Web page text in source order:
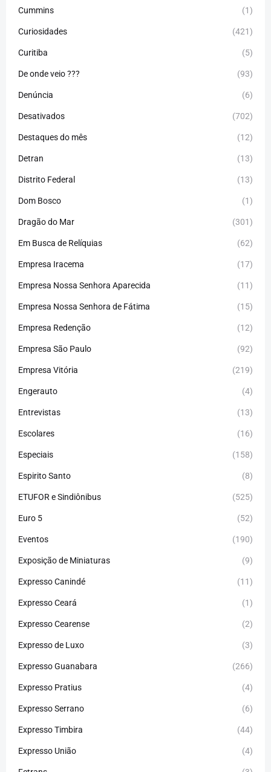
Cummins (1)
Curiosidades (421)
Curitiba (5)
De onde veio ??? (93)
Denúncia (6)
Desativados (702)
Destaques do mês (12)
Detran (13)
Distrito Federal (13)
Dom Bosco (1)
Dragão do Mar (301)
Em Busca de Relíquias (62)
Empresa Iracema (17)
Empresa Nossa Senhora Aparecida (11)
Empresa Nossa Senhora de Fátima (15)
Empresa Redenção (12)
Empresa São Paulo (92)
Empresa Vitória (219)
Engerauto (4)
Entrevistas (13)
Escolares (16)
Especiais (158)
Espirito Santo (8)
ETUFOR e Sindiônibus (525)
Euro 5 (52)
Eventos (190)
Exposição de Miniaturas (9)
Expresso Canindé (11)
Expresso Ceará (1)
Expresso Cearense (2)
Expresso de Luxo (3)
Expresso Guanabara (266)
Expresso Pratius (4)
Expresso Serrano (6)
Expresso Timbira (44)
Expresso União (4)